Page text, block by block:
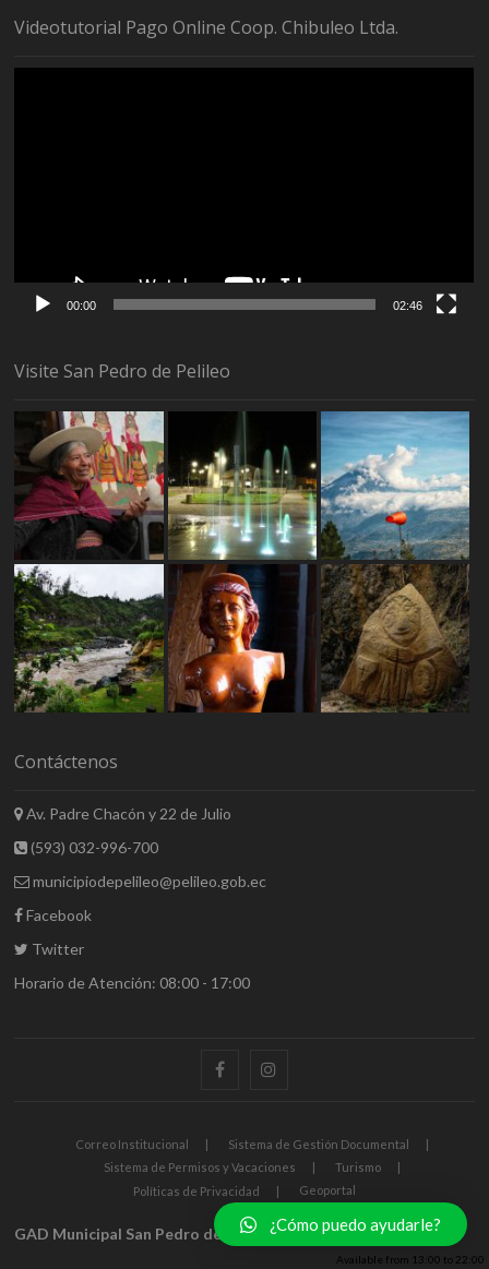
Videotutorial Pago Online Coop. Chibuleo Ltda.
00:00 02:46
Visite San Pedro de Pelileo
Contáctenos
Av. Padre Chacón y 22 de Julio
(593) 032-996-700
municipiodepelileo@pelileo.gob.ec
Facebook
Twitter
Horario de Atención: 08:00 - 17:00
Correo Institucional
Sistema de Gestión Documental
Sistema de Permisos y Vacaciones
Turismo
Políticas de Privacidad
Geoportal
GAD Municipal San Pedro de Pelileo| Pelileo Inmortal
¿Cómo puedo ayudarle?
Available from 13:00 to 22:00